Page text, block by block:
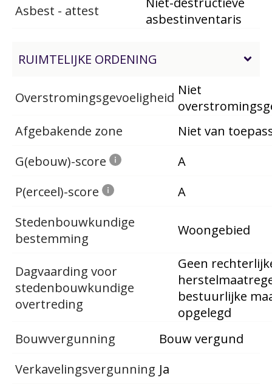
Asbest - attest
asbestinventaris
RUIMTELIJKE ORDENING
Overstromingsgevoeligheid Niet
Afgebakende zone
Niet van
G(ebouw)-score
A
P(erceel)-score
A
Stedenbouwkundige
bestemming
Woongebied
Dagvaarding voor
stedenbouwkundige
overtreding
Geen
bestuurlijke
opgelegd
Bouwvergunning
Bouw vergund
Verkavelingsvergunning Ja